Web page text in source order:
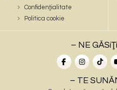
Confidenţialitate
Politica cookie
– NE
– TE